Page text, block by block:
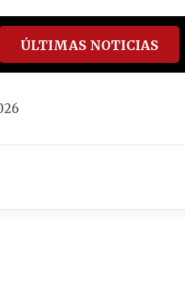
tiktokyoutube
spotify
ÚLTIMAS NOTICIAS